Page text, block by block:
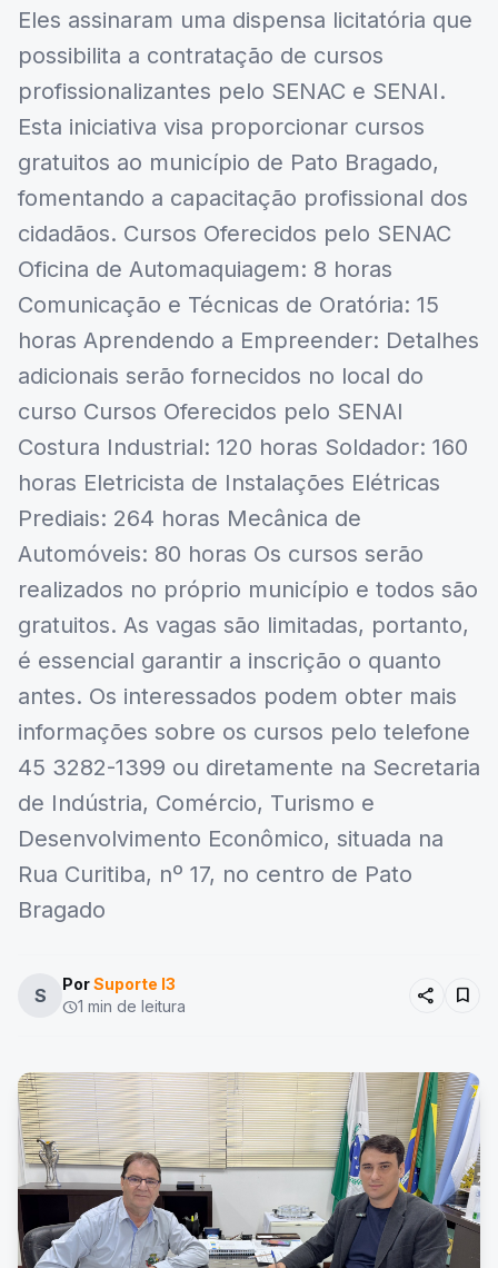
Eles assinaram uma dispensa licitatória que
possibilita a contratação de cursos
profissionalizantes pelo SENAC e SENAI.
Esta iniciativa visa proporcionar cursos
gratuitos ao município de Pato Bragado,
fomentando a capacitação profissional dos
cidadãos. Cursos Oferecidos pelo SENAC
Oficina de Automaquiagem: 8 horas
Comunicação e Técnicas de Oratória: 15
horas Aprendendo a Empreender: Detalhes
adicionais serão fornecidos no local do
curso Cursos Oferecidos pelo SENAI
Costura Industrial: 120 horas Soldador: 160
horas Eletricista de Instalações Elétricas
Prediais: 264 horas Mecânica de
Automóveis: 80 horas Os cursos serão
realizados no próprio município e todos são
gratuitos. As vagas são limitadas, portanto,
é essencial garantir a inscrição o quanto
antes. Os interessados podem obter mais
informações sobre os cursos pelo telefone
45 3282-1399 ou diretamente na Secretaria
de Indústria, Comércio, Turismo e
Desenvolvimento Econômico, situada na
Rua Curitiba, nº 17, no centro de Pato
Bragado
S
PorSuporte I3
schedule1 min de leitura share bookmark